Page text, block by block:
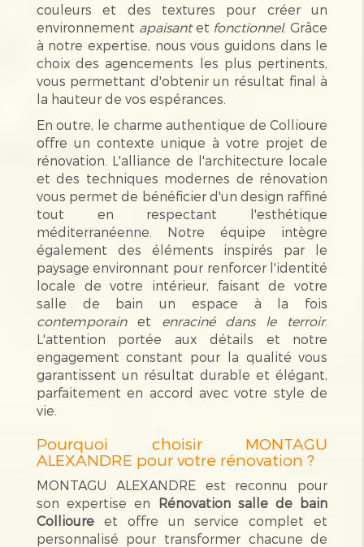
couleurs et des textures pour créer un
environnement apaisantet fonctionnel. Grâce
à notre expertise, nous vous guidons dans le
choix des agencements les plus pertinents,
vous permettant d'obtenir un résultat final à
la hauteur de vos espérances.
En outre, le charme authentique de Collioure
offre un contexte unique à votre projet de
rénovation. L'alliance de l'architecture locale
et des techniques modernes de rénovation
vous permet de bénéficier d'un design raffiné
tout en respectant l'esthétique
méditerranéenne. Notre équipe intègre
également des éléments inspirés par le
paysage environnant pour renforcer l'identité
locale de votre intérieur, faisant de votre
salle de bain un espace à la fois
contemporainet enraciné dans le terroir.
L'attention portée aux détails et notre
engagement constant pour la qualité vous
garantissent un résultat durable et élégant,
parfaitement en accord avec votre style de
vie.
Pourquoi choisir MONTAGU
ALEXANDRE pour votre rénovation ?
MONTAGU ALEXANDRE est reconnu pour
son expertise en Rénovation salle de bain
Collioureet offre un service complet et
personnalisé pour transformer chacune de